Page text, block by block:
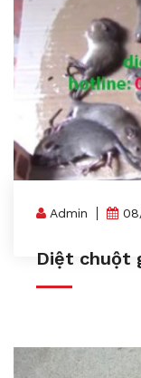
Admin
Diệt chuột